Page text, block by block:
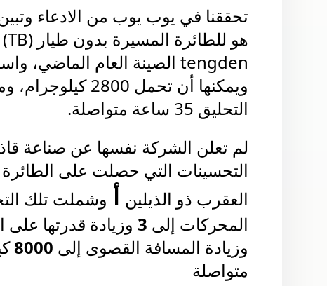
تحققنا في يوب يوب من الادعاء
هو للطائرة المسيرة بدون طيار (TW328 (TB
tengden الصينة
العام الماضي،
التحليق 35 ساعة متواصلة.
لم تعلن الشركة نفسها عن صناعة
التحسينات التي حصلت على الطائرة
العقرب ذو الذيلين أ وشملت تلك
المحركات إلى 3 وزيادة قدرتها على
وزيادة المسافة القصوى إلى 8000
متواصلة